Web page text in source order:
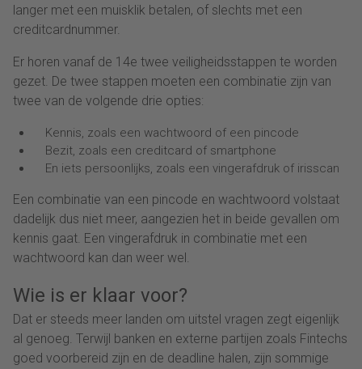
langer met een muisklik betalen, of slechts met een
creditcardnummer.
Er horen vanaf de 14e twee veiligheidsstappen te worden
gezet. De twee stappen moeten een combinatie zijn van
twee van de volgende drie opties:
Kennis, zoals een wachtwoord of een pincode
Bezit, zoals een creditcard of smartphone
En iets persoonlijks, zoals een vingerafdruk of irisscan
Een combinatie van een pincode en wachtwoord volstaat
dadelijk dus niet meer, aangezien het in beide gevallen om
kennis gaat. Een vingerafdruk in combinatie met een
wachtwoord kan dan weer wel.
Wie is er klaar voor?
Dat er steeds meer landen om uitstel vragen zegt eigenlijk
al genoeg. Terwijl banken en externe partijen zoals Fintechs
goed voorbereid zijn en de deadline halen, zijn sommige